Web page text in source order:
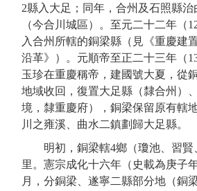
2縣入大足；同年，合州及石照縣
（今合川城區）。 至元二十二年（
入合州所轄的銅梁縣 （見《重慶建
沿革》）
。元順帝至正二十三年（
玉珍在重慶稱帝，建國號大夏， 從
地域收回，復置大足縣 （隸合州 ）
境，隸重慶府），銅梁保留原有轄
川之雍溪、曲水二鎮劃歸大足縣。
明初，銅梁轄4鄉（瓊池、習賢
里。 憲宗成化十六年（ 史載為庚子
月， 分銅梁、遂寧二縣部分地 （銅